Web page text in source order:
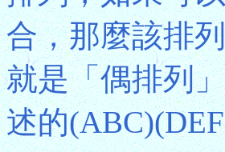
合，那麼該排
就是「偶排列
述的